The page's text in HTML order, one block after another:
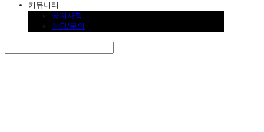
커뮤니티
공지사항
상담/문의